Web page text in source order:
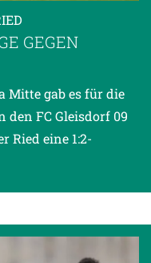
GEGEN
Mitte gab es für die
den FC Gleisdorf 09
Ried eine 1:2-